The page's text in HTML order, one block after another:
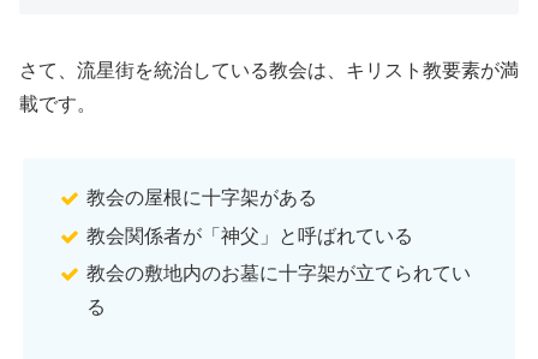
さて、流星街を統治している教会は、キリスト教要素が満
載です。
教会の屋根に十字架がある
教会関係者が「神父」と呼ばれている
教会の敷地内のお墓に十字架が立てられてい
る